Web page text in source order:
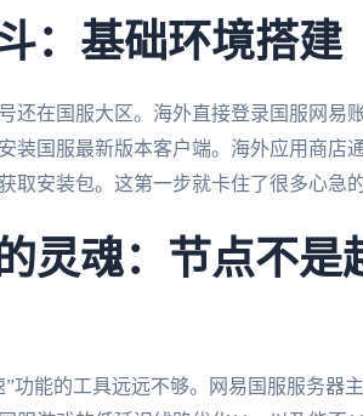
：基础环境搭建
还在国服大区。海外直接登录国服网易
装国服最新版本客户端。海外应用商店
取安装包。这第一步就卡住了很多心急
灵魂：节点不是
”功能的工具远远不够。网易国服服务器